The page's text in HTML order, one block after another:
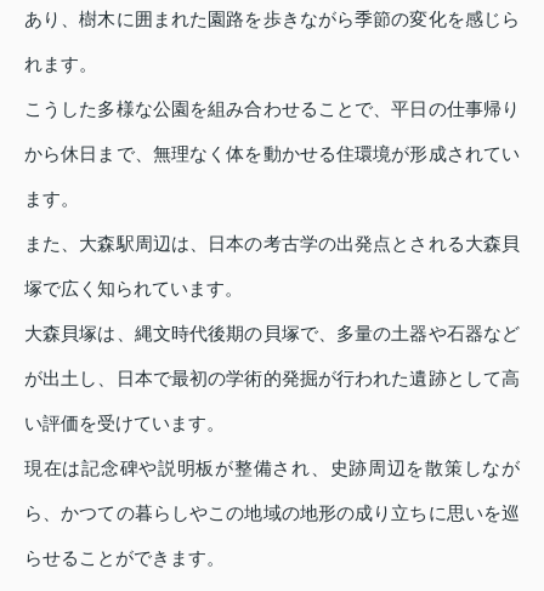
あり、樹木に囲まれた園路を歩きながら季節の変化を感じら
れます。
こうした多様な公園を組み合わせることで、平日の仕事帰り
から休日まで、無理なく体を動かせる住環境が形成されてい
ます。
また、大森駅周辺は、日本の考古学の出発点とされる大森貝
塚で広く知られています。
大森貝塚は、縄文時代後期の貝塚で、多量の土器や石器など
が出土し、日本で最初の学術的発掘が行われた遺跡として高
い評価を受けています。
現在は記念碑や説明板が整備され、史跡周辺を散策しなが
ら、かつての暮らしやこの地域の地形の成り立ちに思いを巡
らせることができます。